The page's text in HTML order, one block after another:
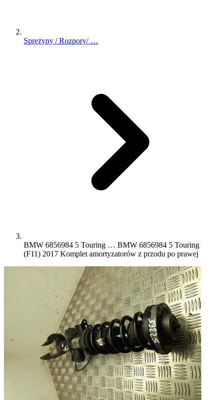
Sprężyny / Rozpory/ …
BMW 6856984 5 Touring … BMW 6856984 5 Touring
(F11) 2017 Komplet amortyzatorów z przodu po prawej